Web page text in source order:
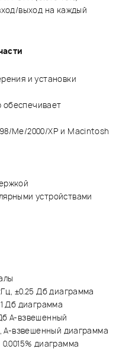
выход на каждый
и установки
Me/2000/XP и Macintosh
устройствами
±0.25 Дб диаграмма
Дб диаграмма
A-взвешенный
A-взвешенный диаграмма
диаграмма